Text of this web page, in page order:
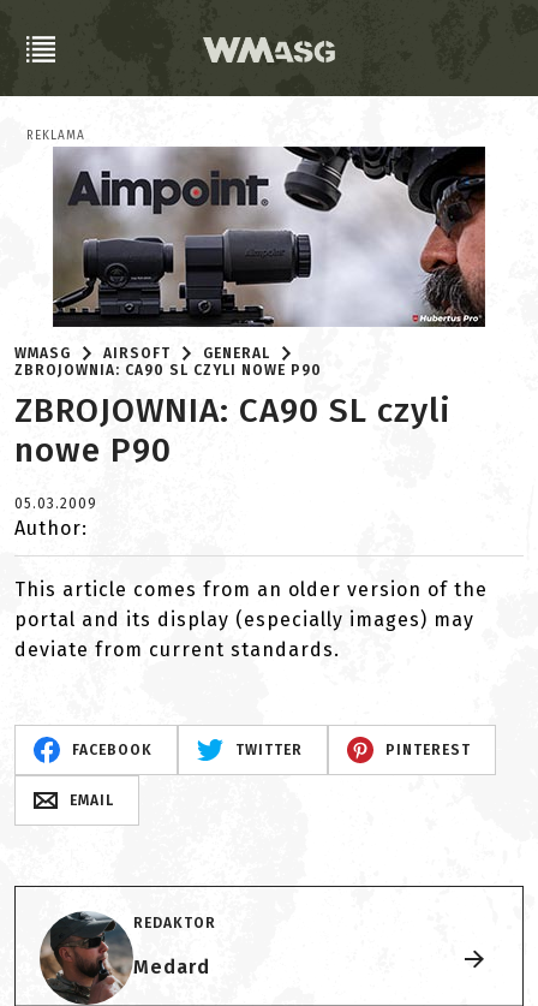
REKLAMA
WMASG AIRSOFT
GENERAL
ZBROJOWNIA: CA90 SL CZYLI NOWE P90
ZBROJOWNIA: CA90 SL czyli
nowe P90
05.03.2009
Author:
This article comes from an older version of the
portal and its display (especially images) may
deviate from current standards.
FACEBOOK TWITTER PINTEREST
EMAIL
REDAKTOR
Medard